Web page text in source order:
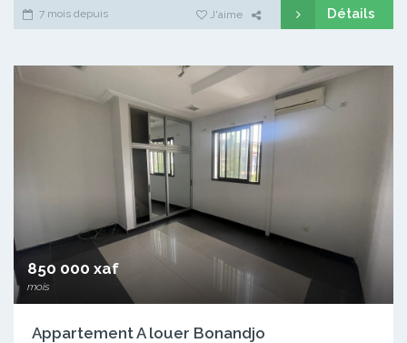
7 mois depuis J'aime Détails
850 000 xaf
mois
Appartement A louer Bonandjo